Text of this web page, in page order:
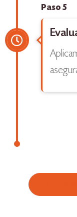
Paso 5